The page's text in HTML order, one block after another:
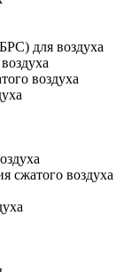
для воздуха
воздуха
сжатого воздуха